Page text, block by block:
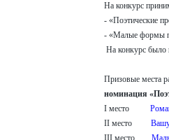
На конкурс
- «Поэтические
- «Малые формы
На конкурс было
Призовые места
номинация
I место
II место
III место